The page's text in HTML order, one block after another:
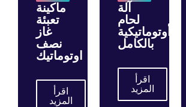
ماكينة
تعبئة
غاز
نصف
اوتوماتيك
اقرأ
المزيد
آلة
لحام
أوتوماتيكية
بالكامل
اقرأ
المزيد